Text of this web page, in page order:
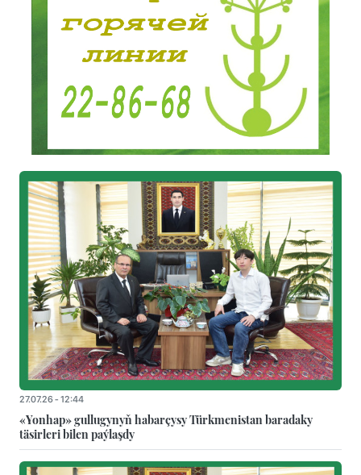
27.07.26 - 12:44
«Yonhap» gullugynyň habarçysy Türkmenistan baradaky
täsirleri bilen paýlaşdy